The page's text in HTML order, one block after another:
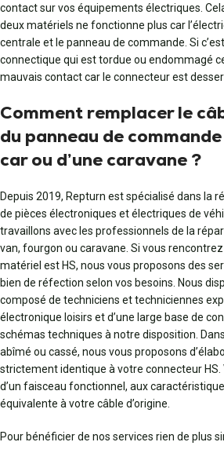
contact sur vos équipements électriques.
deux matériels ne fonctionne plus car
centrale et le panneau de commande. Si
connectique qui est tordue ou endommagé
mauvais contact car le connecteur est
Comment remplacer le
du panneau de
car ou d’une caravane ?
Depuis 2019, Repturn est spécialisé dans la
de pièces électroniques et électriques de
travaillons avec les professionnels de la
van, fourgon ou caravane. Si vous
matériel est HS, nous vous proposons des
bien de réfection selon vos besoins. Nous
composé de techniciens et techniciennes
électronique loisirs et d’une large base de
schémas techniques à notre disposition.
abîmé ou cassé, nous vous proposons
strictement identique à votre connecteur
d’un faisceau fonctionnel, aux
équivalente à votre câble d’origine.
Pour bénéficier de nos services rien de plus